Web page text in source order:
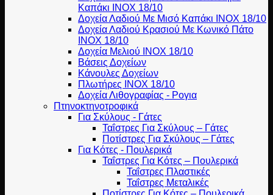
Καπάκι ΙΝΟΧ 18/10
Δοχεία Λαδιού Με Μισό Καπάκι ΙΝΟΧ 18/10
Δοχεία Λαδιού Κρασιού Με Κωνικό Πάτο
ΙΝΟΧ 18/10
Δοχεία Μελιού ΙΝΟΧ 18/10
Βάσεις Δοχείων
Κάνουλες Δοχείων
Πλωτήρες INOX 18/10
Δοχεία Λιθογραφίας - Ρογια
Πτηνοκτηνοτροφικά
Για Σκύλους - Γάτες
Ταΐστρες Για Σκύλους – Γάτες
Ποτίστρες Για Σκύλους – Γάτες
Για Κότες - Πουλερικά
Ταΐστρες Για Κότες – Πουλερικά
Ταΐστρες Πλαστικές
Ταΐστρες Μεταλικές